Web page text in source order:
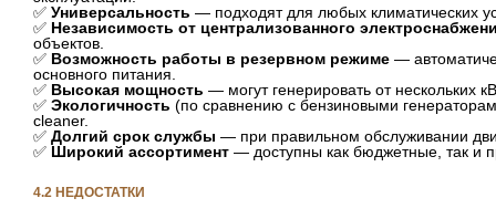
✅ Универсальность — подходят для любых климатических
✅ Независимость от централизованного
объектов.
✅ Возможность работы в резервном режиме —
основного питания.
✅ Высокая мощность — могут генерировать от нескольких
✅ Экологичность (по сравнению с бензиновыми
cleaner.
✅ Долгий срок службы — при правильном обслуживании
✅ Широкий ассортимент — доступны как бюджетные, так и
4.2 НЕДОСТАТКИ